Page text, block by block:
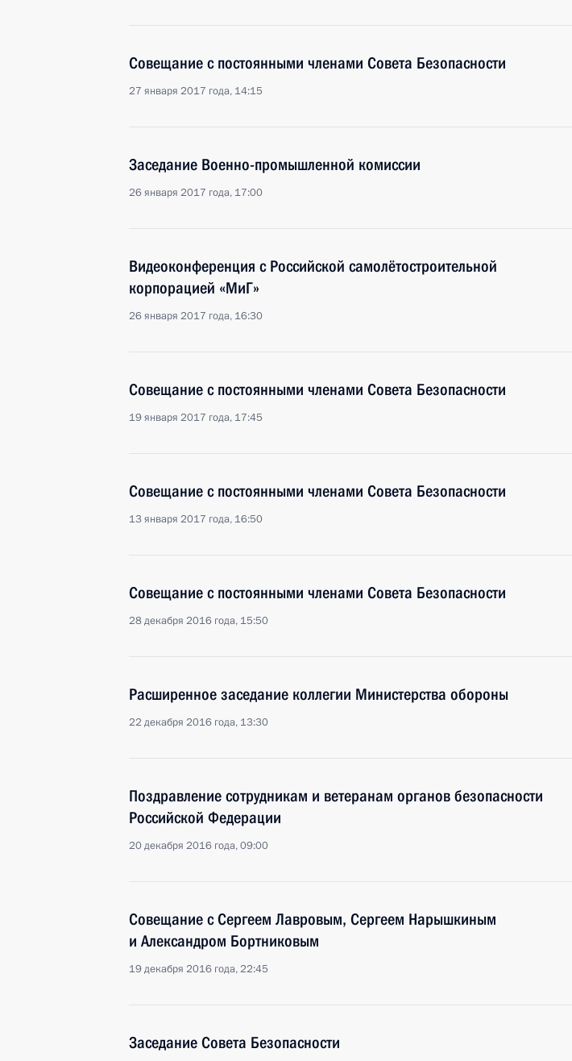
Совещание с постоянными членами Совета Безопасности
27 января 2017 года, 14:15
Заседание Военно-промышленной комиссии
26 января 2017 года, 17:00
Видеоконференция с Российской самолётостроительной
корпорацией «МиГ»
26 января 2017 года, 16:30
Совещание с постоянными членами Совета Безопасности
19 января 2017 года, 17:45
Совещание с постоянными членами Совета Безопасности
13 января 2017 года, 16:50
Совещание с постоянными членами Совета Безопасности
28 декабря 2016 года, 15:50
Расширенное заседание коллегии Министерства обороны
22 декабря 2016 года, 13:30
Поздравление сотрудникам и ветеранам органов безопасности
Российской Федерации
20 декабря 2016 года, 09:00
Совещание с Сергеем Лавровым, Сергеем Нарышкиным
и Александром Бортниковым
19 декабря 2016 года, 22:45
Заседание Совета Безопасности